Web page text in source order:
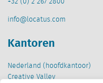
info@locatus.com
Kantoren
Nederland (hoofdkantoor)
Creative Valley